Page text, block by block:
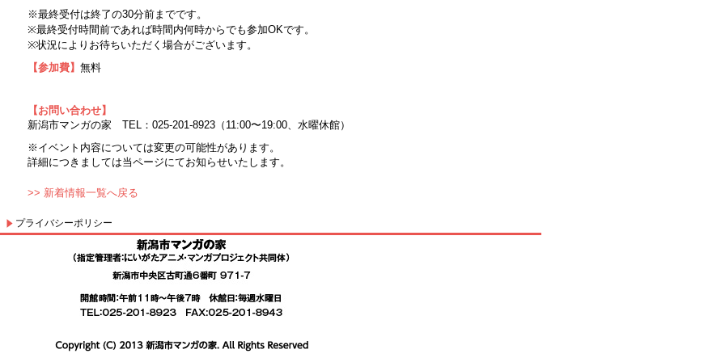
※最終受付は終了の30分前までです。
※最終受付時間前であれば時間内何時からでも参加OKです。
※状況によりお待ちいただく場合がございます。
【参加費】 無料
【お問い合わせ】
新潟市マンガの家 TEL：025-201-8923（11:00〜19:00、水曜休館）
※イベント内容については変更の可能性があります。
詳細につきましては当ページにてお知らせいたします。
>> 新着情報一覧へ戻る
プライバシーポリシー